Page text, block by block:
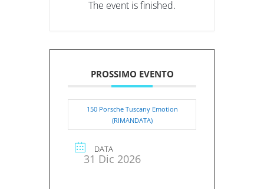
The event is finished.
PROSSIMO EVENTO
150 Porsche Tuscany Emotion
(RIMANDATA)
DATA
31 Dic 2026